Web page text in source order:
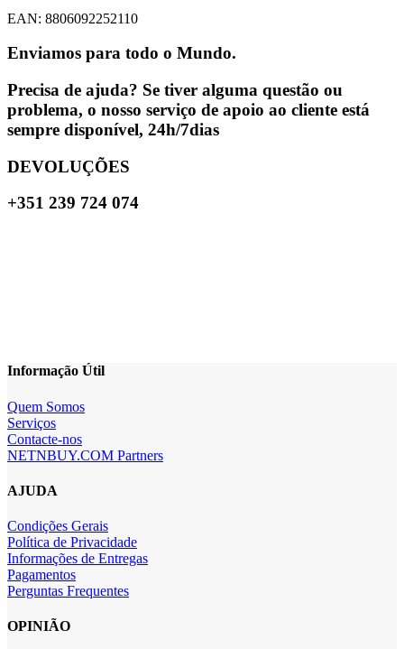
EAN: 8806092252110
Enviamos para todo o Mundo.
Precisa de ajuda? Se tiver alguma questão ou
problema, o nosso serviço de apoio ao cliente está
sempre disponível, 24h/7dias
DEVOLUÇÕES
+351 239 724 074
Informação Útil
Quem Somos
Serviços
Contacte-nos
NETNBUY.COM Partners
AJUDA
Condições Gerais
Política de Privacidade
Informações de Entregas
Pagamentos
Perguntas Frequentes
OPINIÃO